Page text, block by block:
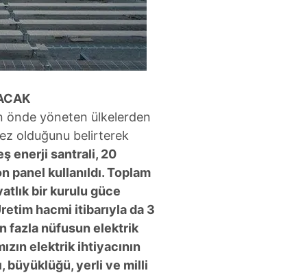
almak için lütfentıklayınız.
önde yöneten ülkelerden
olduğunu belirterek
enerji santrali, 20
kullanıldı. Toplam
bir kurulu güce
hacmi itibarıyla da 3
fazla nüfusun elektrik
elektrik ihtiyacının
büyüklüğü, yerli ve milli